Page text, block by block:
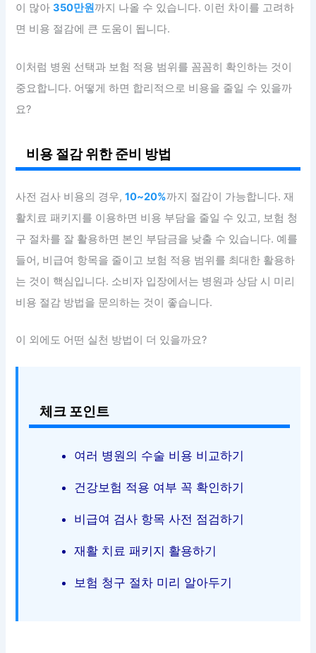
이 많아350만원까지 나올 수 있습니다. 이런 차이를 고려하
면 비용 절감에 큰 도움이 됩니다.
이처럼 병원 선택과 보험 적용 범위를 꼼꼼히 확인하는 것이
중요합니다. 어떻게 하면 합리적으로 비용을 줄일 수 있을까
요?
비용 절감 위한 준비 방법
사전 검사 비용의 경우,10~20%까지 절감이 가능합니다. 재
활치료 패키지를 이용하면 비용 부담을 줄일 수 있고, 보험 청
구 절차를 잘 활용하면 본인 부담금을 낮출 수 있습니다. 예를
들어, 비급여 항목을 줄이고 보험 적용 범위를 최대한 활용하
는 것이 핵심입니다. 소비자 입장에서는 병원과 상담 시 미리
비용 절감 방법을 문의하는 것이 좋습니다.
이 외에도 어떤 실천 방법이 더 있을까요?
체크 포인트
여러 병원의 수술 비용 비교하기
건강보험 적용 여부 꼭 확인하기
비급여 검사 항목 사전 점검하기
재활 치료 패키지 활용하기
보험 청구 절차 미리 알아두기